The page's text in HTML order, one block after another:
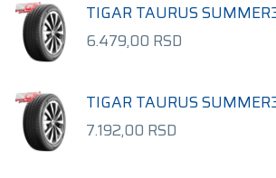
TIGAR TAURUS
6.479,00 RSD
TIGAR TAURUS
7.192,00 RSD